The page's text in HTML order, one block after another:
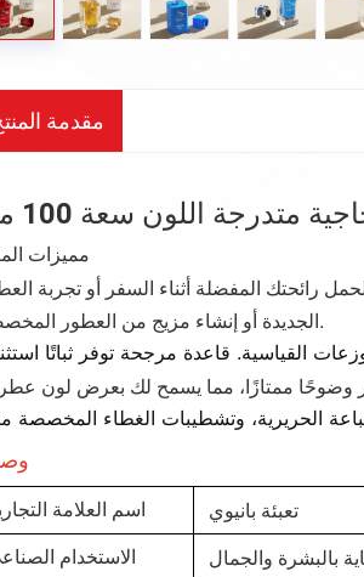
مقدمة
متدرجة اللون سعة 100 مل
مميزات
الزجاجية هذه سعة 100 مل، وهي مثالية لحمل رائحتك المفضلة أثناء السفر أو تجربة
الجديدة أو إنشاء مزيج من العطور المخصصة.
وضوحًا ممتازًا، مما يسمح لك بعرض لون
الحريرية، وتشطيبات الغطاء المخصصة
اسم العلامة تعبئة بانيوي
الاستخدام بالبشرة والجمال